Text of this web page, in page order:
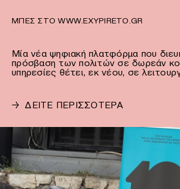
ΜΠΕΣ ΣΤΟ WWW.EXYPIRETO.GR
Μία νέα ψηφιακή πλατφόρμα που
πρόσβαση των πολιτών σε δωρεάν
υπηρεσίες θέτει, εκ νέου, σε
→ ΔΕΙΤΕ ΠΕΡΙΣΣΟΤΕΡΑ